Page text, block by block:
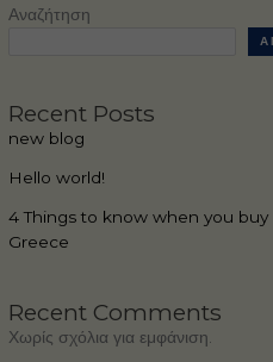
Αναζήτηση
Recent Posts
new blog
Hello world!
4 Things to know when you buy
Greece
Recent Comments
Χωρίς σχόλια για εμφάνιση.